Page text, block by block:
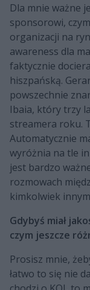
Dla mnie ważne
sponsorowi,
organizacji na
awareness dla
faktycznie
hiszpańską.
powszechnie
Ibaia, który trzy
streamera roku.
Automatycznie
wyróżnia na tle
jest bardzo
rozmowach
kimkolwiek
Gdybyś miał
czym jeszcze
Prosisz mnie,
łatwo to się nie